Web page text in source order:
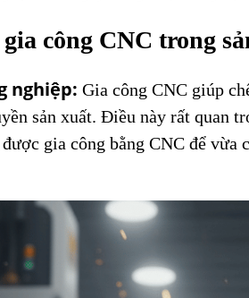
công CNC trong
nghiệp: Gia công CNC giúp
sản xuất. Điều này rất quan
gia công bằng CNC để vừa